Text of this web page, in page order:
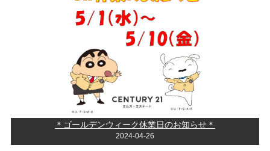
＊ゴールデンウィーク休業日のお知らせ＊
2024-04-26